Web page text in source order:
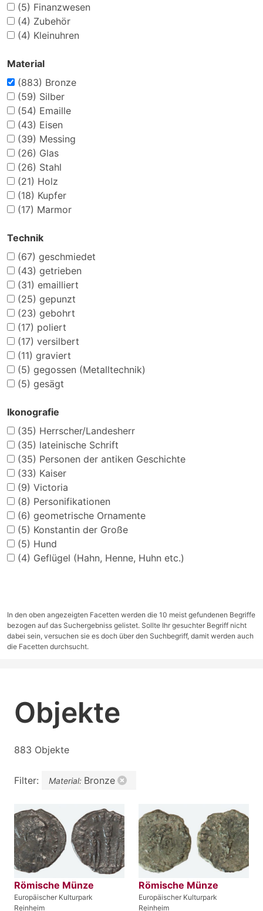
(5) Finanzwesen
(4) Zubehör
(4) Kleinuhren
Material
(883) Bronze
(59) Silber
(54) Emaille
(43) Eisen
(39) Messing
(26) Glas
(26) Stahl
(21) Holz
(18) Kupfer
(17) Marmor
Technik
(67) geschmiedet
(43) getrieben
(31) emailliert
(25) gepunzt
(23) gebohrt
(17) poliert
(17) versilbert
(11) graviert
(5) gegossen (Metalltechnik)
(5) gesägt
Ikonografie
(35) Herrscher/Landesherr
(35) lateinische Schrift
(35) Personen der antiken Geschichte
(33) Kaiser
(9) Victoria
(8) Personifikationen
(6) geometrische Ornamente
(5) Konstantin der Große
(5) Hund
(4) Geflügel (Hahn, Henne, Huhn etc.)
In den oben angezeigten Facetten werden die 10 meist gefundenen Begriffe
bezogen auf das Suchergebniss gelistet. Sollte Ihr gesuchter Begriff nicht
dabei sein, versuchen sie es doch über den Suchbegriff, damit werden auch
die Facetten durchsucht.
Objekte
883 Objekte
Filter: Material: Bronze
Römische Münze
Europäischer Kulturpark
Reinheim
Römische Münze
Europäischer Kulturpark
Reinheim